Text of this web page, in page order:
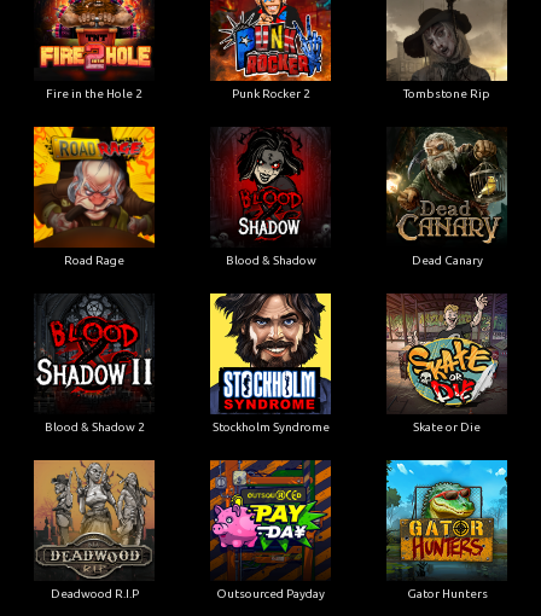
Fire in the Hole 2 Punk Rocker 2 Tombstone Rip
Road Rage Blood & Shadow Dead Canary
Blood & Shadow 2 Stockholm Syndrome Skate or Die
Deadwood R.I.P Outsourced Payday Gator Hunters